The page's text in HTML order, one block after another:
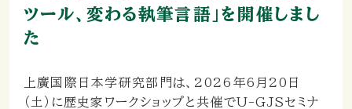
ツール、変わる執筆言語」を開催しまし
た
上廣国際日本学研究部門は、2026年6月20日
（土）に歴史家ワークショップと共催でU-GJSセミナ